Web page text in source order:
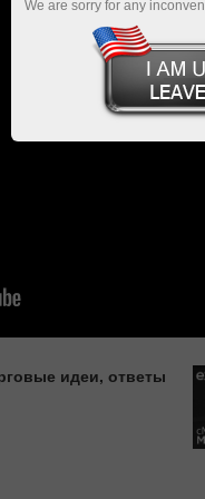
идеи, ответы
We are sorry for any